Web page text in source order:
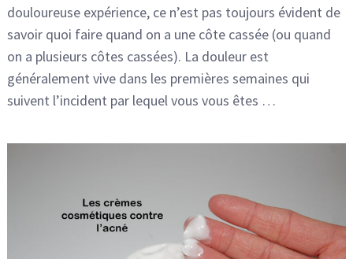
douloureuse expérience, ce n’est pas toujours évident de
savoir quoi faire quand on a une côte cassée (ou quand
on a plusieurs côtes cassées). La douleur est
généralement vive dans les premières semaines qui
suivent l’incident par lequel vous vous êtes …